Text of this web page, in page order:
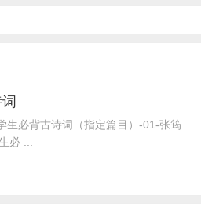
生必背古诗词（指定篇目）-01-张筠
必 ...